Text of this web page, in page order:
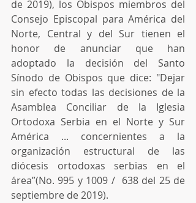
de 2019), los Obispos miembros del
Consejo Episcopal para América del
Norte, Central y del Sur tienen el
honor de anunciar que han
adoptado la decisión del Santo
Sínodo de Obispos que dice: "Dejar
sin efecto todas las decisiones de la
Asamblea Conciliar de la Iglesia
Ortodoxa Serbia en el Norte y Sur
América ... concernientes a la
organización estructural de las
diócesis ortodoxas serbias en el
área”(No. 995 y 1009 /  638 del 25 de
septiembre de 2019).